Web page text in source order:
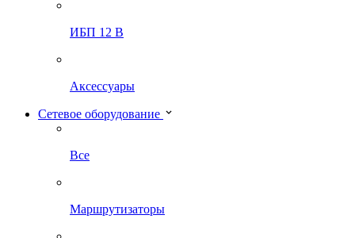
ИБП 12 В
Аксессуары
Сетевое оборудование
Все
Маршрутизаторы